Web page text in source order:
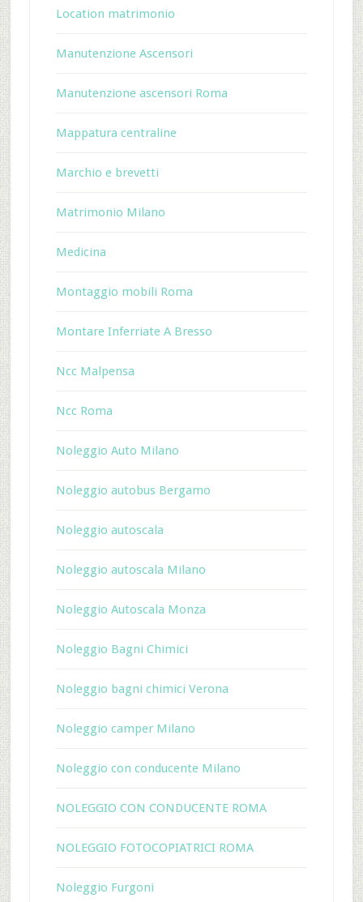
Location matrimonio
Manutenzione Ascensori
Manutenzione ascensori Roma
Mappatura centraline
Marchio e brevetti
Matrimonio Milano
Medicina
Montaggio mobili Roma
Montare Inferriate A Bresso
Ncc Malpensa
Ncc Roma
Noleggio Auto Milano
Noleggio autobus Bergamo
Noleggio autoscala
Noleggio autoscala Milano
Noleggio Autoscala Monza
Noleggio Bagni Chimici
Noleggio bagni chimici Verona
Noleggio camper Milano
Noleggio con conducente Milano
NOLEGGIO CON CONDUCENTE ROMA
NOLEGGIO FOTOCOPIATRICI ROMA
Noleggio Furgoni